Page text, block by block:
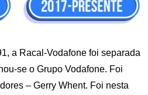
a Racal-Vodafone foi separada
se o Grupo Vodafone. Foi
– Gerry Whent. Foi nesta